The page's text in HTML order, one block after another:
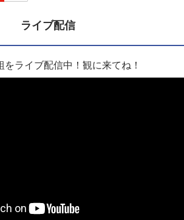
ライブ配信
ライブ配信中！観に来てね！